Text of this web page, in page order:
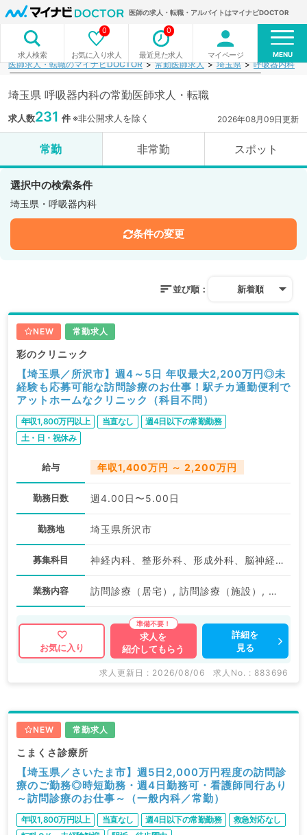
医師の求人・転職・アルバイトはマイナビDOCTOR
求人検索 お気に入り求人
0
最近見た求人
0
マイページ MENU
医師求人・転職のマイナビDOCTOR 常勤医師求人 埼玉県 呼吸器内科
埼玉県 呼吸器内科の常勤医師求人・転職
求人数231 件※非公開求人を除く 2026年08月09日更新
常勤 非常勤 スポット
選択中の検索条件
埼玉県・呼吸器内科
条件の変更
並び順： 新着順
NEW 常勤求人
彩のクリニック
【埼玉県／所沢市】週4～5日 年収最大2,200万円◎未
経験も応募可能な訪問診療のお仕事！駅チカ通勤便利で
アットホームなクリニック（科目不問）
年収1,800万円以上 当直なし
週4日以下の常勤勤務
土・日・祝休み
給与 年収1,400万円 ～ 2,200万円
勤務日数 週4.00日〜5.00日
勤務地 埼玉県所沢市
募集科目 神経内科、整形外科、形成外科、脳神経外科、呼吸器外科、心臓血管外科、泌尿器科、一般内科、循環器内科、呼吸器内科、消化器内科、内分泌・代謝内科、腎臓内科、老年内科、血液内科、外科系全般、一般外科、消化器外科、乳腺外科、膠原病科、大腸・肛門外科
業務内容 訪問診療（居宅）, 訪問診療（施設）, 訪問診療（居宅）, その他, その他
お気に入り
求人を
紹介してもらう
詳細を
見る
求人更新日 : 2026/08/06 求人No. : 883696
NEW 常勤求人
こまくさ診療所
【埼玉県／さいたま市】週5日2,000万円程度の訪問診
療のご勤務◎時短勤務・週4日勤務可・看護師同行あり
～訪問診療のお仕事～（一般内科／常勤）
年収1,800万円以上 当直なし 週4日以下の常勤勤務
救急対応なし